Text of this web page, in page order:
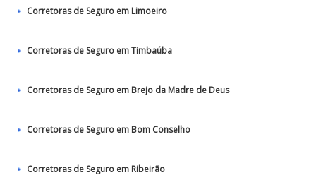
Corretoras de Seguro em Limoeiro
Corretoras de Seguro em Timbaúba
Corretoras de Seguro em Brejo da Madre de Deus
Corretoras de Seguro em Bom Conselho
Corretoras de Seguro em Ribeirão